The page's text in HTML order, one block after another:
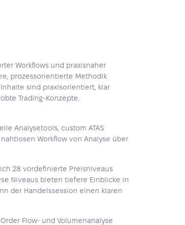
Workflows und praxisnaher
prozessorientierte Methodik
sind praxisorientiert, klar
Trading-Konzepte.
Analysetools, custom ATAS
Workflow von Analyse über
28 vordefinierte Preisniveaus
Niveaus bieten tiefere Einblicke in
der Handelssession einen klaren
Flow- und Volumenanalyse